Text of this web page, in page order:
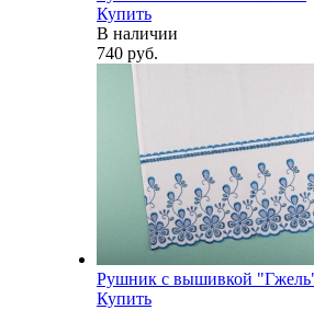
Купить
В наличии
740 руб.
Рушник с вышивкой
Купить